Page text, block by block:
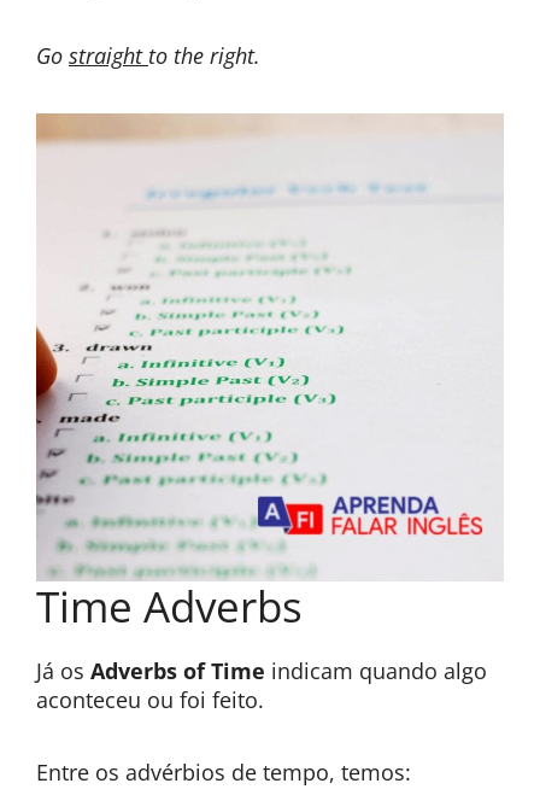
Go straight to the right.
Time Adverbs
Já os Adverbs of Time indicam quando algo
aconteceu ou foi feito.
Entre os advérbios de tempo, temos: